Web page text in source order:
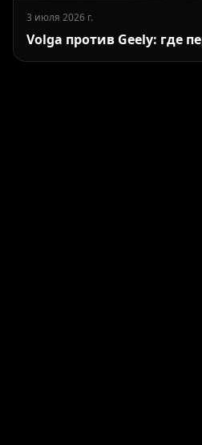
3 июля 2026 г.
Volga против Geely: где